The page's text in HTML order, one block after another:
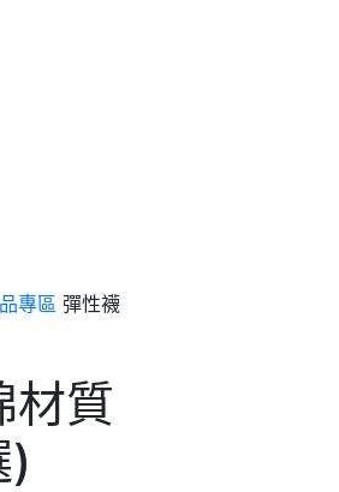
專區 彈性襪
質